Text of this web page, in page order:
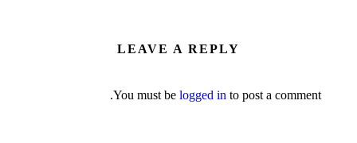
LEAVE A REPLY
You must be logged in to post a comment.